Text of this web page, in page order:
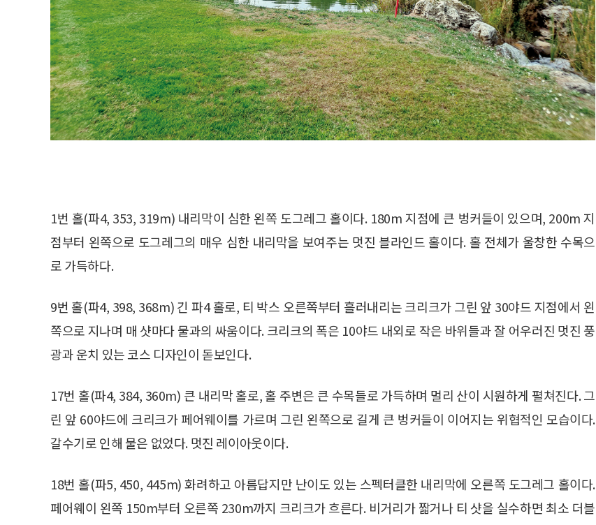
1번 홀(파4, 353, 319m) 내리막이 심한 왼쪽 도그레그 홀이다. 180m 지점에 큰 벙커들이 있으며, 200m 지
점부터 왼쪽으로 도그레그의 매우 심한 내리막을 보여주는 멋진 블라인드 홀이다. 홀 전체가 울창한 수목으
로 가득하다.
9번 홀(파4, 398, 368m) 긴 파4 홀로, 티 박스 오른쪽부터 흘러내리는 크리크가 그린 앞 30야드 지점에서 왼
쪽으로 지나며 매 샷마다 물과의 싸움이다. 크리크의 폭은 10야드 내외로 작은 바위들과 잘 어우러진 멋진 풍
광과 운치 있는 코스 디자인이 돋보인다.
17번 홀(파4, 384, 360m) 큰 내리막 홀로, 홀 주변은 큰 수목들로 가득하며 멀리 산이 시원하게 펼쳐진다. 그
린 앞 60야드에 크리크가 페어웨이를 가르며 그린 왼쪽으로 길게 큰 벙커들이 이어지는 위협적인 모습이다.
갈수기로 인해 물은 없었다. 멋진 레이아웃이다.
18번 홀(파5, 450, 445m) 화려하고 아름답지만 난이도 있는 스펙터클한 내리막에 오른쪽 도그레그 홀이다.
페어웨이 왼쪽 150m부터 오른쪽 230m까지 크리크가 흐른다. 비거리가 짧거나 티 샷을 실수하면 최소 더블